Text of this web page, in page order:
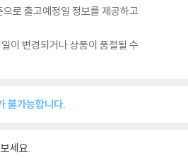
로 출고예정일 정보를 제공하고
이 변경되거나 상품이 품절될 수
불가능합니다.
세요.